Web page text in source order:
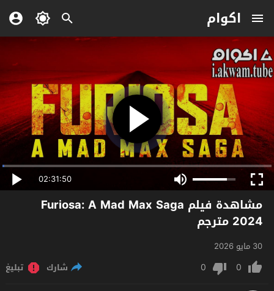
اكوام
02:31:50
مشاهدة فيلم Furiosa: A Mad Max Saga
2024 مترجم
30 مايو 2026
0
0 شارك تبليغ